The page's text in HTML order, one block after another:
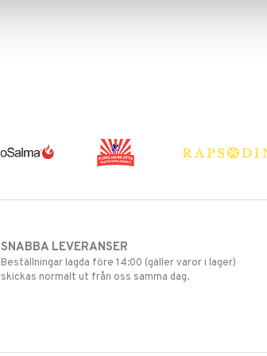
SNABBA LEVERANSER
Beställningar lagda före 14:00 (gäller varor i lager)
skickas normalt ut från oss samma dag.